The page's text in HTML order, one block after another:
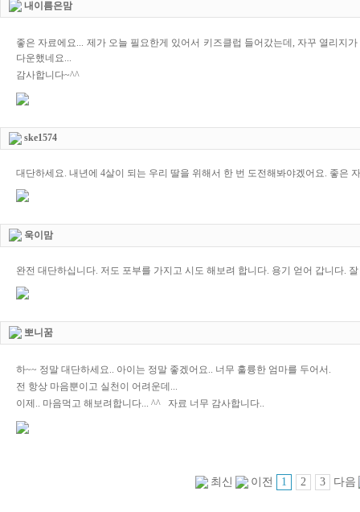
내이름은맘
좋은 자료에요... 제가 오늘 필요한게 있어서 키즈클럽 들어갔는데, 자꾸 열리지
다운했네요...
감사합니다~^^
ske1574
대단하세요. 내년에 4살이 되는 우리 딸을 위해서 한 번 도전해봐야겠어요. 좋은
욱이맘
완전 대단하십니다. 저도 포부를 가지고 시도 해보려 합니다. 용기 얻어 갑니다.
뽀니꿈
하~~ 정말 대단하세요.. 아이는 정말 좋겠어요.. 너무 훌륭한 엄마를 두어서.
전 항상 마음뿐이고 실천이 어려운데...
이제.. 마음먹고 해보려합니다... ^^ 자료 너무 감사합니다..
최신 이전 1 2 3 다음